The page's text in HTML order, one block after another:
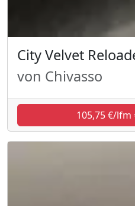
City Velvet
von Chivasso
105,75 €/lfm